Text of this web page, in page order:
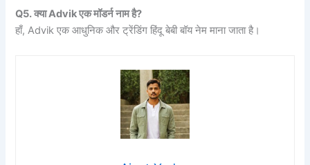
Q5. क्या Advik एक मॉडर्न नाम है?
हाँ, Advik एक आधुनिक और ट्रेंडिंग हिंदू बेबी बॉय नेम माना जाता है।